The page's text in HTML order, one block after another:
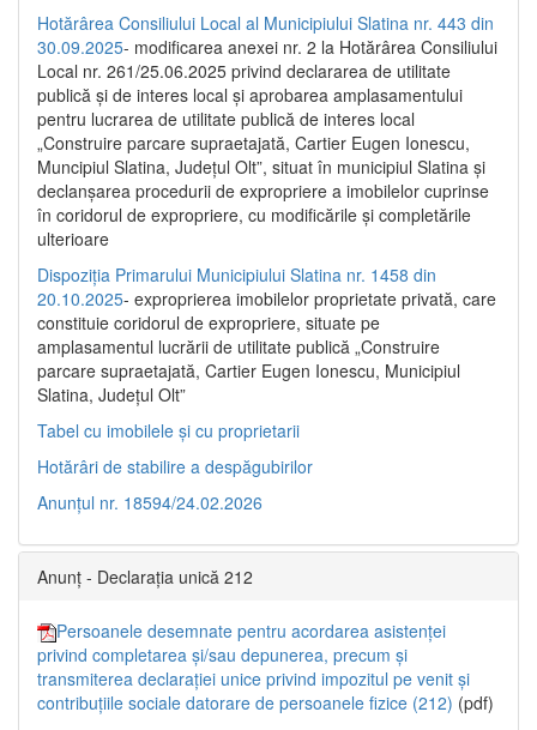
Hotărârea Consiliului Local al Municipiului Slatina nr. 443 din
30.09.2025- modificarea anexei nr. 2 la Hotărârea Consiliului
Local nr. 261/25.06.2025 privind declararea de utilitate
publică şi de interes local şi aprobarea amplasamentului
pentru lucrarea de utilitate publică de interes local
„Construire parcare supraetajată, Cartier Eugen Ionescu,
Muncipiul Slatina, Judeţul Olt”, situat în municipiul Slatina şi
declanşarea procedurii de expropriere a imobilelor cuprinse
în coridorul de expropriere, cu modificările şi completările
ulterioare
Dispoziția Primarului Municipiului Slatina nr. 1458 din
20.10.2025- exproprierea imobilelor proprietate privată, care
constituie coridorul de expropriere, situate pe
amplasamentul lucrării de utilitate publică „Construire
parcare supraetajată, Cartier Eugen Ionescu, Municipiul
Slatina, Județul Olt”
Tabel cu imobilele și cu proprietarii
Hotărâri de stabilire a despăgubirilor
Anunțul nr. 18594/24.02.2026
Anunț - Declarația unică 212
Persoanele desemnate pentru acordarea asistenței
privind completarea și/sau depunerea, precum și
transmiterea declarației unice privind impozitul pe venit și
contribuțiile sociale datorare de persoanele fizice (212) (pdf)